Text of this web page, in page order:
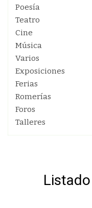
Poesía
Teatro
Cine
Música
Varios
Exposiciones
Ferias
Romerías
Foros
Talleres